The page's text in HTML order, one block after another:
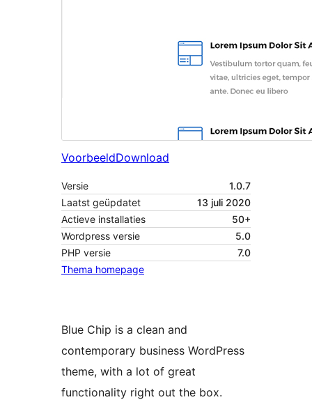
VoorbeeldDownload
Versie
1.0.7
Laatst geüpdatet
13 juli 2020
Actieve installaties
50+
Wordpress versie
5.0
PHP versie
7.0
Thema homepage
Blue Chip is a clean and
contemporary business WordPress
theme, with a lot of great
functionality right out the box.